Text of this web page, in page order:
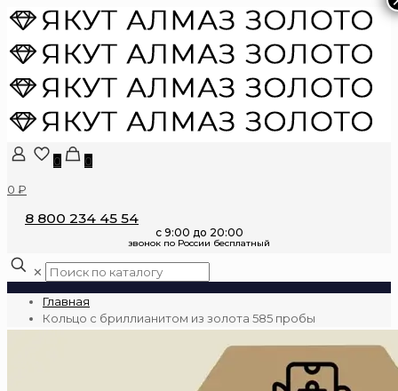
0
0
0 ₽
8 800 234 45 54
✕
Главная
Кольцо с бриллианитом из золота 585 пробы